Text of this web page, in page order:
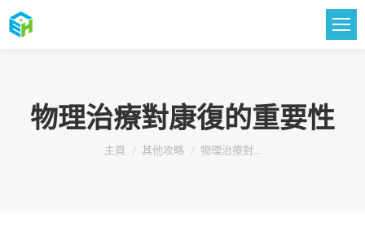
物理治療對康復的重要性
您在這裡：
主頁 其他攻略 物理治療對…